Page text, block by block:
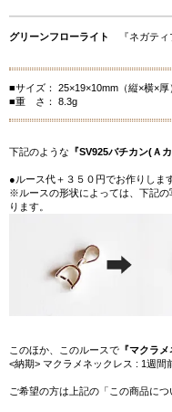
グリーンフローライト 『ネガティ
■サイズ： 25×19×10mm（縦×横×厚
■重 さ： 8.3g
下記のような 『SV925バチカン(Ａ
●ルース代＋３５０円でお作りしま
※ルースの形状によっては、下記
ります。
このほか、このルースで 『マクラ
<納期> マクラメネックレス : 1週間
ご希望の方は上記の「この商品に